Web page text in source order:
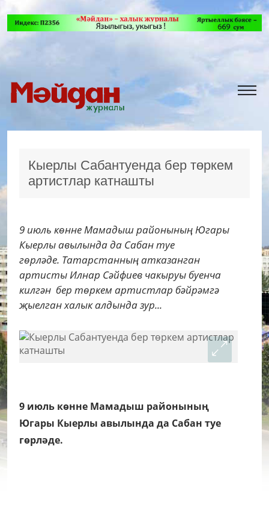
Кыерлы Сабантуенда бер төркем
артистлар катнашты
9 июль көнне Мамадыш районының Югары
Кыерлы авылында да Сабан туе
гөрләде. Татарстанның атказанган
артисты Илнар Сәйфиев чакыруы буенча
килгән бер төркем артистлар бәйрәмгә
җыелган халык алдында зур...
9 июль көнне Мамадыш районының
Югары Кыерлы авылында да Сабан туе
гөрләде.